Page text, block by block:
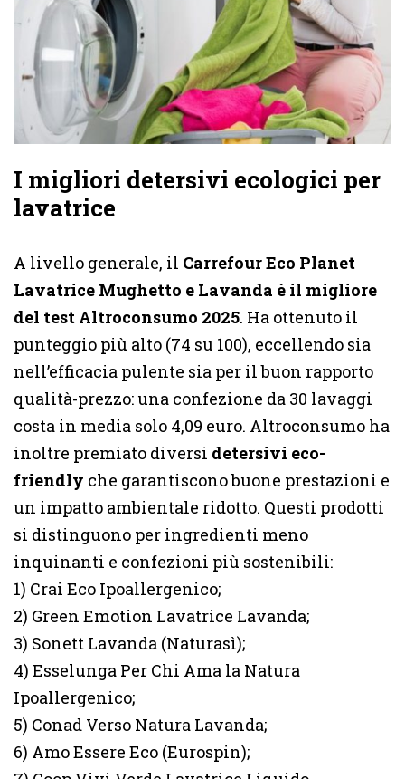
I migliori detersivi ecologici per
lavatrice
A livello generale, il Carrefour Eco Planet
Lavatrice Mughetto e Lavanda è il migliore
del test Altroconsumo 2025. Ha ottenuto il
punteggio più alto (74 su 100), eccellendo sia
nell’efficacia pulente sia per il buon rapporto
qualità-prezzo: una confezione da 30 lavaggi
costa in media solo 4,09 euro. Altroconsumo ha
inoltre premiato diversi detersivi eco-
friendly che garantiscono buone prestazioni e
un impatto ambientale ridotto. Questi prodotti
si distinguono per ingredienti meno
inquinanti e confezioni più sostenibili:
1) Crai Eco Ipoallergenico;
2) Green Emotion Lavatrice Lavanda;
3) Sonett Lavanda (Naturasì);
4) Esselunga Per Chi Ama la Natura
Ipoallergenico;
5) Conad Verso Natura Lavanda;
6) Amo Essere Eco (Eurospin);